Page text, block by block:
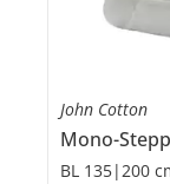
John Cotton
Mono-
BL 135|200